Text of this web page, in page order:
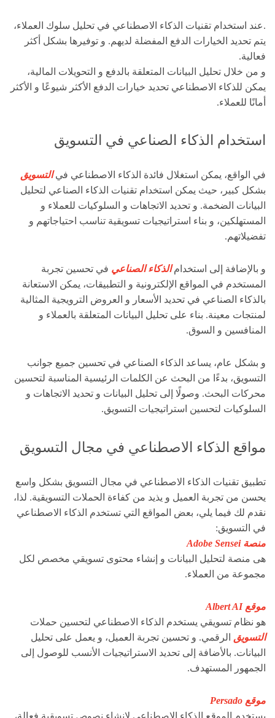
.عند استخدام تقنيات الذكاء الاصطناعي في تحليل سلوك العملاء،
يتم تحديد الخيارات الدفع المفضلة لديهم. و توفيرها بشكل أكثر
فعالية.
و من خلال تحليل البيانات المتعلقة بالدفع و التحويلات المالية،
يمكن للذكاء الاصطناعي تحديد خيارات الدفع الأكثر شيوعًا و الأكثر
أمانًا للعملاء.
استخدام الذكاء الصناعي في التسويق
في الواقع، يمكن استغلال فائدة الذكاء الاصطناعي فيالتسويق
بشكل كبير، حيث يمكن استخدام تقنيات الذكاء الصناعي لتحليل
البيانات الضخمة. و تحديد الاتجاهات و السلوكيات للعملاء و
المستهلكين، و بناء استراتيجيات تسويقية تناسب احتياجاتهم و
تفضيلاتهم.
و بالإضافة إلى استخدامالذكاء الصناعي في تحسين تجربة
المستخدم في المواقع الإلكترونية و التطبيقات، يمكن الاستعانة
بالذكاء الصناعي في تحديد الأسعار و العروض الترويجية المثالية
لمنتجات معينة. بناء على تحليل البيانات المتعلقة بالعملاء و
المنافسين و السوق.
و بشكل عام، يساعد الذكاء الصناعي في تحسين جميع جوانب
التسويق، بدءًا من البحث عن الكلمات الرئيسية المناسبة لتحسين
محركات البحث. وصولًا إلى تحليل البيانات و تحديد الاتجاهات و
السلوكيات لتحسين استراتيجيات التسويق.
مواقع الذكاء الاصطناعي في مجال التسويق
تطبيق تقنيات الذكاء الاصطناعي في مجال التسويق بشكل واسع
يحسن من تجربة العميل و يذيد من كفاءة الحملات التسويقية. لذا،
نقدم لك فيما يلي، بعض المواقع التي تستخدم الذكاء الاصطناعي
في التسويق:
منصة Adobe Sensei
هى منصة لتحليل البيانات و إنشاء محتوى تسويقي مخصص لكل
مجموعة من العملاء.
موقع Albert AI
هو نظام تسويقي يستخدم الذكاء الاصطناعي لتحسين حملات
التسويق الرقمي. و تحسين تجربة العميل، و يعمل على تحليل
البيانات. بالأضافة إلى تحديد الاستراتيجيات الأنسب للوصول إلى
الجمهور المستهدف.
موقع Persado
يستخدم الموقع الذكاء الاصطناعي لإنشاء نصوص تسويقية فعالة،